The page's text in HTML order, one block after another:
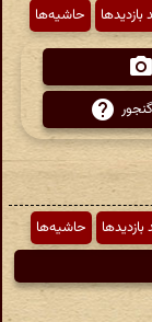
بازدیدها حاشیه‌ها
بازدیدها
حاشیه‌ها